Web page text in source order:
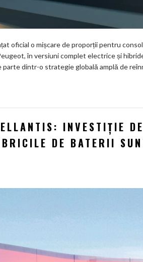
oficial o mișcare de proporții pentru
în versiuni complet electrice și
parte dintr-o strategie globală amplă de
INVESTIȚIE
DE BATERII